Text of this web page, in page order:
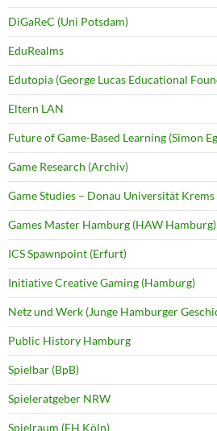
DiGaReC (Uni Potsdam)
EduRealms
Edutopia (George Lucas Educational
Eltern LAN
Future of Game-Based Learning (Simon
Game Research (Archiv)
Game Studies – Donau Universität Krems
Games Master Hamburg (HAW Hamburg)
ICS Spawnpoint (Erfurt)
Initiative Creative Gaming (Hamburg)
Netz und Werk (Junge Hamburger
Public History Hamburg
Spielbar (BpB)
Spieleratgeber NRW
Spielraum (FH Köln)